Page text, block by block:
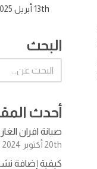
13th أبريل 2025
البحث
أحدث
صيانة افران
20th أكتوبر 2024
كيفية إضافة